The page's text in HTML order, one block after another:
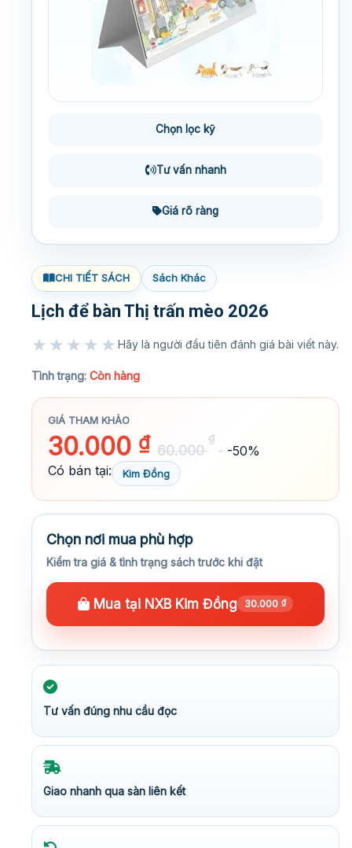
Chọn lọc kỹ
Tư vấn nhanh
Giá rõ ràng
CHI TIẾT SÁCH Sách Khác
Lịch để bàn Thị trấn mèo 2026
★★★★★ Hãy là người đầu tiên đánh giá bài viết này.
Tình trạng: Còn hàng
GIÁ THAM KHẢO
30.000 ₫ 60.000
₫
-50%
Có bán tại:
Kim Đồng
Chọn nơi mua phù hợp
Kiểm tra giá & tình trạng sách trước khi đặt
Mua tại NXB Kim Đồng 30.000 ₫
Tư vấn đúng nhu cầu đọc
Giao nhanh qua sàn liên kết